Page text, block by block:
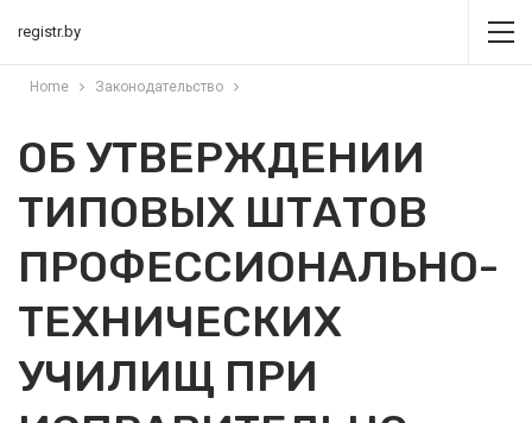
registr.by
Home Законодательство
ОБ УТВЕРЖДЕНИИ
ТИПОВЫХ ШТАТОВ
ПРОФЕССИОНАЛЬНО-
ТЕХНИЧЕСКИХ
УЧИЛИЩ ПРИ